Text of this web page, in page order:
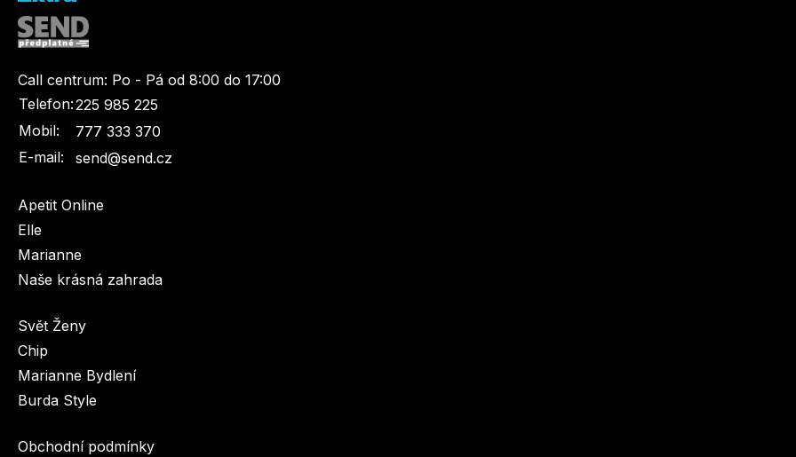
Call centrum: Po - Pá od 8:00 do 17:00
Telefon:225 985 225
Mobil:
777 333 370
E-mail:
send@send.cz
Apetit Online
Elle
Marianne
Naše krásná zahrada
Svět Ženy
Chip
Marianne Bydlení
Burda Style
Obchodní podmínky